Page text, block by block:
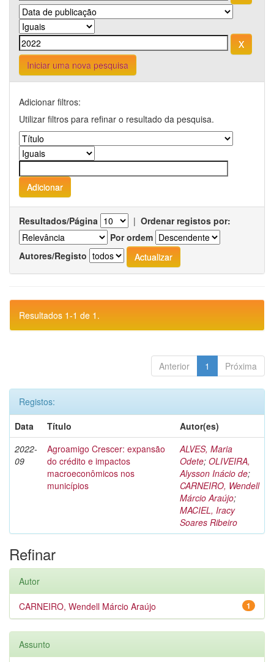
Iniciar uma nova pesquisa
Adicionar filtros:
Utilizar filtros para refinar o resultado da pesquisa.
Resultados/Página | Ordenar registos por:
Por ordem
Autores/Registo
Resultados 1-1 de 1.
Anterior 1 Próxima
Registos:
Data
Título
Autor(es)
2022-
09
Agroamigo Crescer: expansão
do crédito e impactos
macroeconômicos nos
municípios
ALVES, Maria
Odete; OLIVEIRA,
Alysson Inácio de;
CARNEIRO, Wendell
Márcio Araújo;
MACIEL, Iracy
Soares Ribeiro
Refinar
Autor
1
CARNEIRO, Wendell Márcio Araújo
Assunto